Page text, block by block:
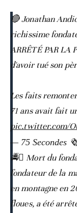
🔴 Jonathan
richissime
ARRÊTÉ PAR LA
d'avoir tué son
Les faits
71 ans avait fait
pic.twitter.com/
— 75 Secondes
🚔️🫆 Mort du
fondateur de la
en montagne en
floues, a été